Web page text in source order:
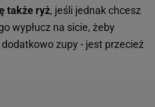
także ryż, jeśli jednak chcesz
wypłucz na sicie, żeby
zupy - jest przecież